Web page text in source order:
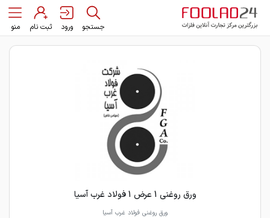
جستجو ورود ثبت نام منو
ورق روغنی 1 عرض 1 فولاد غرب آسیا
ورق روغنی فولاد غرب آسیا